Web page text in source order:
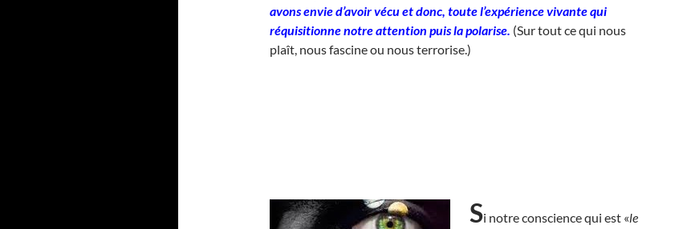
avons envie d’avoir vécu et donc, toute l’expérience vivante qui
réquisitionne notre attention puis la polarise. (Sur tout ce qui nous
plaît, nous fascine ou nous terrorise.)
Si notre conscience qui est «le